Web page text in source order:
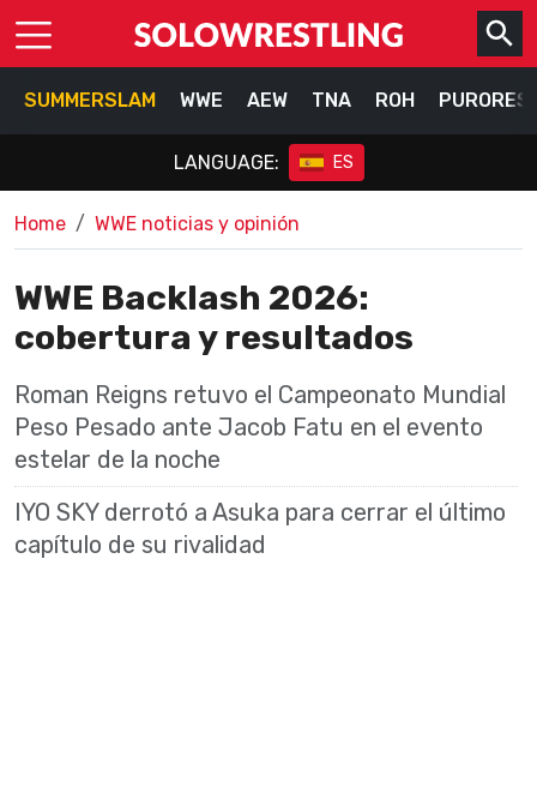
SUMMERSLAM WWE AEW TNA ROH
LANGUAGE: ES
Home WWE noticias y opinión
WWE Backlash 2026:
cobertura y resultados
Roman Reigns retuvo el Campeonato Mundial
Peso Pesado ante Jacob Fatu en el evento
estelar de la noche
IYO SKY derrotó a Asuka para cerrar el último
capítulo de su rivalidad